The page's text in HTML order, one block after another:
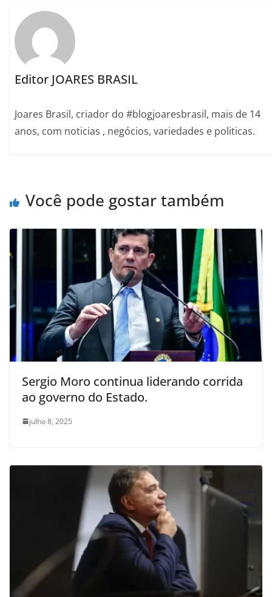
Editor JOARES BRASIL
Joares Brasil, criador do #blogjoaresbrasil, mais de 14
anos, com noticias , negócios, variedades e politicas.
Você pode gostar também
Sergio Moro continua liderando corrida
ao governo do Estado.
julho 8, 2025